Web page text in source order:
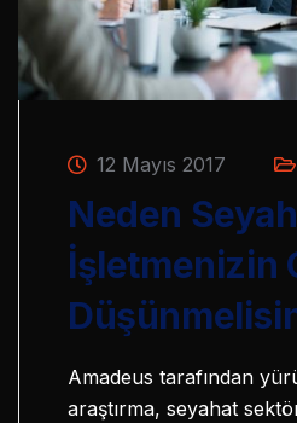
12 Mayıs 2017
Neden
İşletmenizin
Amadeus tarafından
araştırma, seyahat